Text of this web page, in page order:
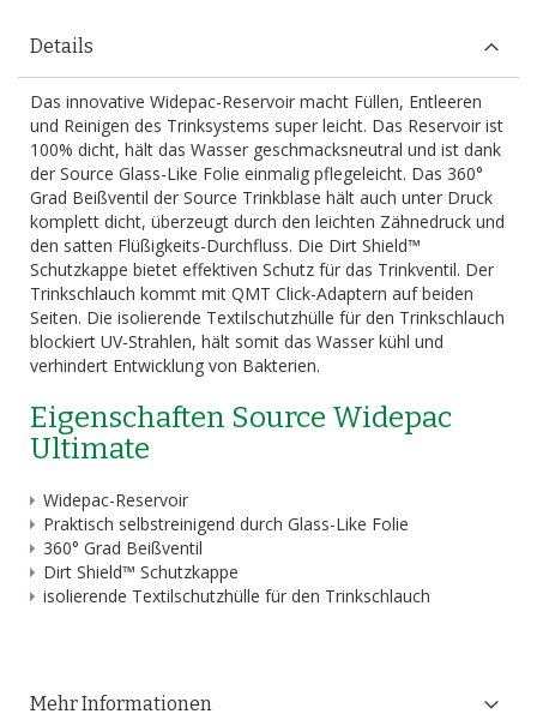
Details
Das innovative Widepac-Reservoir macht Füllen, Entleeren
und Reinigen des Trinksystems super leicht. Das Reservoir ist
100% dicht, hält das Wasser geschmacksneutral und ist dank
der Source Glass-Like Folie einmalig pflegeleicht. Das 360°
Grad Beißventil der Source Trinkblase hält auch unter Druck
komplett dicht, überzeugt durch den leichten Zähnedruck und
den satten Flüßigkeits-Durchfluss. Die Dirt Shield™
Schutzkappe bietet effektiven Schutz für das Trinkventil. Der
Trinkschlauch kommt mit QMT Click-Adaptern auf beiden
Seiten. Die isolierende Textilschutzhülle für den Trinkschlauch
blockiert UV-Strahlen, hält somit das Wasser kühl und
verhindert Entwicklung von Bakterien.
Eigenschaften Source Widepac
Ultimate
Widepac-Reservoir
Praktisch selbstreinigend durch Glass-Like Folie
360° Grad Beißventil
Dirt Shield™ Schutzkappe
isolierende Textilschutzhülle für den Trinkschlauch
Mehr Informationen